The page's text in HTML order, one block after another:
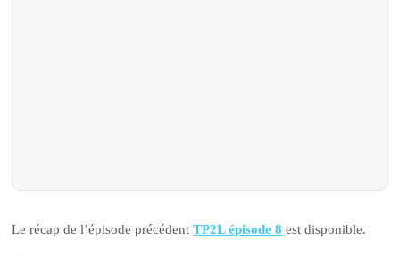
Le récap de l’épisode précédentTP2L épisode 8 est disponible.